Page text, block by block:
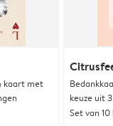
kaart met
keuze uit
Set van